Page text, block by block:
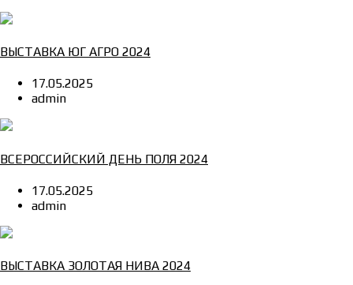
ВЫСТАВКА ЮГ АГРО 2024
17.05.2025
admin
ВСЕРОССИЙСКИЙ ДЕНЬ ПОЛЯ 2024
17.05.2025
admin
ВЫСТАВКА ЗОЛОТАЯ НИВА 2024